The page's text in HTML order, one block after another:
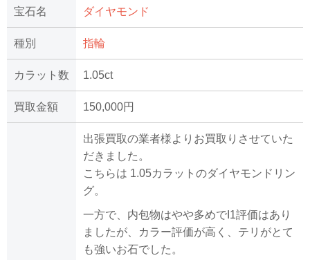
宝石名 ダイヤモンド
種別 指輪
カラット数 1.05ct
買取金額 150,000円
出張買取の業者様よりお買取りさせていた
だきました。
こちらは 1.05カラットのダイヤモンドリン
グ。
一方で、内包物はやや多めでI1評価はあり
ましたが、カラー評価が高く、テリがとて
も強いお石でした。